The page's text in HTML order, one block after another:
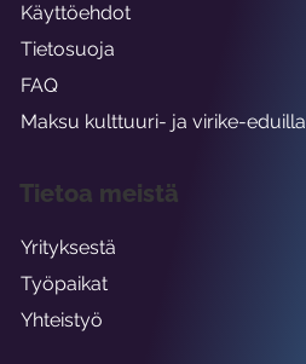
Käyttöehdot
Tietosuoja
FAQ
Maksu kulttuuri- ja virike-eduilla
Tietoa meistä
Yrityksestä
Työpaikat
Yhteistyö